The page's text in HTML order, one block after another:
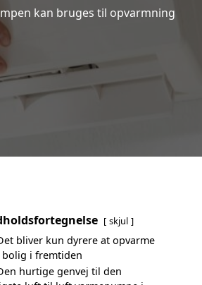
kan bruges til opvarmning
skjul
bliver kun dyrere at opvarme
i fremtiden
hurtige genvej til den